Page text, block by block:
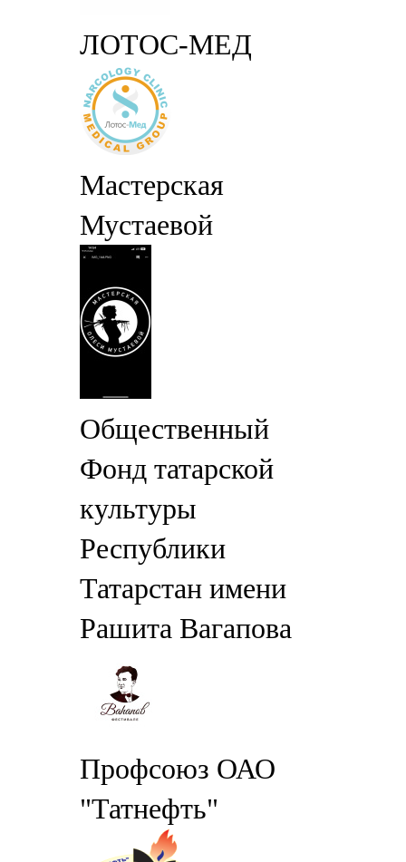
ЛОТОС-МЕД
Мастерская
Мустаевой
Общественный
Фонд татарской
культуры
Республики
Татарстан имени
Рашита Вагапова
Профсоюз ОАО
"Татнефть"